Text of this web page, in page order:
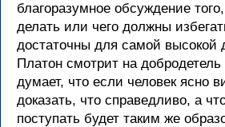
благоразумное обсуждение
делать или чего должны
достаточны для самой высокой
Платон смотрит на добродетель
думает, что если человек ясно
доказать, что справедливо, а
поступать будет таким же